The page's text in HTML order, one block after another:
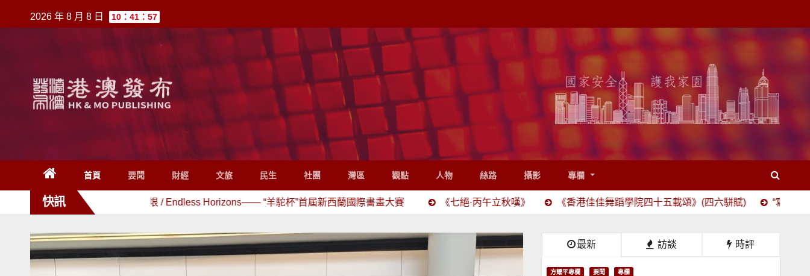
至
2026 年 8 月 8 日 10：41：57
首頁 要聞 財經 文旅 民生 社團 灣區 觀點 人物 絲路 攝影 專欄
快訊
路向無垠 / Endless Horizons—— “羊駝杯”首屆新西蘭國際書畫大賽 《七絕·丙午立秋嘆》 《香港佳佳舞蹈學院四十五載頌》(四六駢賦) “寫生”與“寫實”之辯
最新 訪談 時評
方耀平專欄 要聞 專欄